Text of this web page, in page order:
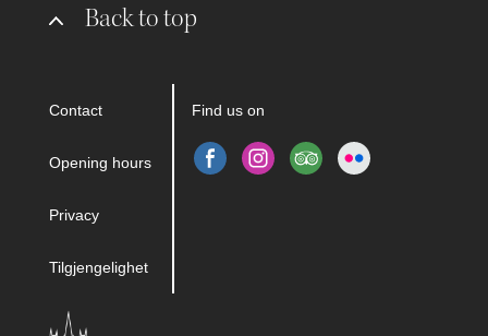
Back to top
Contact
Opening hours
Privacy
Tilgjengelighet
Find us on